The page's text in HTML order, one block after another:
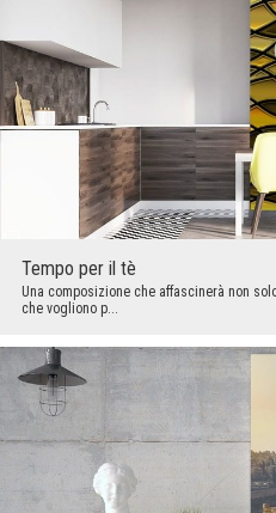
Tempo per il tè
Una composizione che affascinerà non
che vogliono p...